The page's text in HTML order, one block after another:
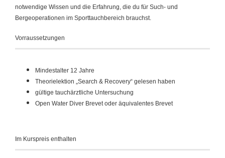
notwendige Wissen und die Erfahrung, die du für Such- und
Bergeoperationen im Sporttauchbereich brauchst.
Vorraussetzungen
Mindestalter 12 Jahre
Theorielektion „Search & Recovery“ gelesen haben
gültige tauchärztliche Untersuchung
Open Water Diver Brevet oder äquivalentes Brevet
Im Kurspreis enthalten